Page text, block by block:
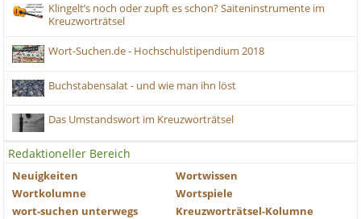
Klingelt’s noch oder zupft es schon? Saiteninstrumente im
Kreuzworträtsel
Wort-Suchen.de - Hochschulstipendium 2018
Buchstabensalat - und wie man ihn löst
Das Umstandswort im Kreuzworträtsel
Redaktioneller Bereich
Neuigkeiten
Wortwissen
Wortkolumne
Wortspiele
wort-suchen unterwegs
Kreuzworträtsel-Kolumne